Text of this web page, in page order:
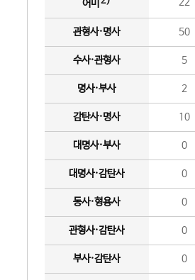
어미
관형사·명사 50
수사·관형사 5
명사·부사 2
감탄사·명사 10
대명사·부사 0
대명사·감탄사 0
동사·형용사 0
관형사·감탄사 0
부사·감탄사 0